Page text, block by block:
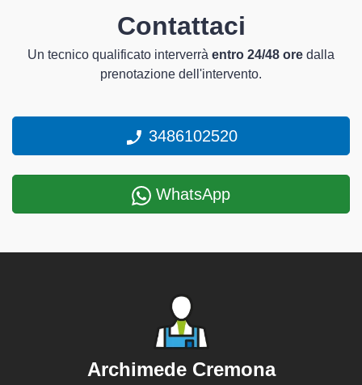
Contattaci
Un tecnico qualificato interverrà entro 24/48 ore dalla
prenotazione dell'intervento.
3486102520
WhatsApp
Archimede Cremona